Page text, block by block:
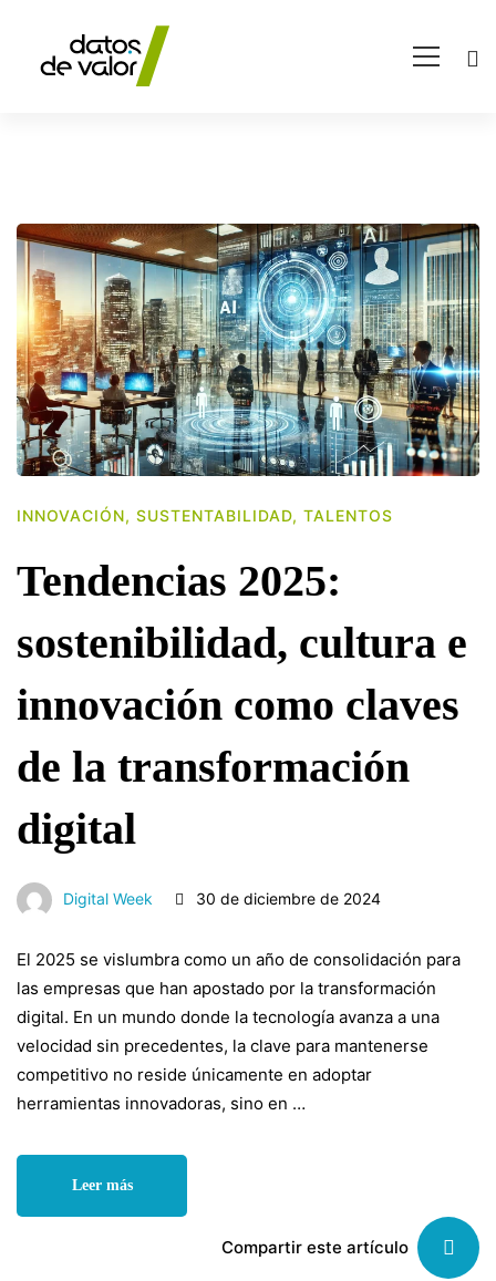
INNOVACIÓN, SUSTENTABILIDAD, TALENTOS
Tendencias 2025:
sostenibilidad, cultura e
innovación como claves
de la transformación
digital
Digital Week 30 de diciembre de 2024
El 2025 se vislumbra como un año de consolidación para
las empresas que han apostado por la transformación
digital. En un mundo donde la tecnología avanza a una
velocidad sin precedentes, la clave para mantenerse
competitivo no reside únicamente en adoptar
herramientas innovadoras, sino en …
Leer más
Compartir este artículo